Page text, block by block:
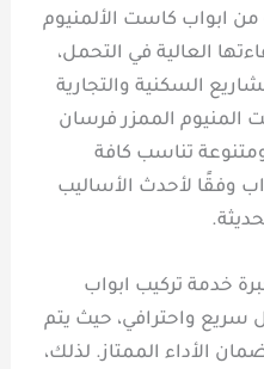
من ابواب كاست الألمنيوم
العالية في التحمل،
السكنية والتجارية
المنيوم الممزر فرسان
تناسب كافة
وفقًا لأحدث الأساليب
خدمة تركيب ابواب
سريع واحترافي، حيث يتم
الأداء الممتاز. لذلك،